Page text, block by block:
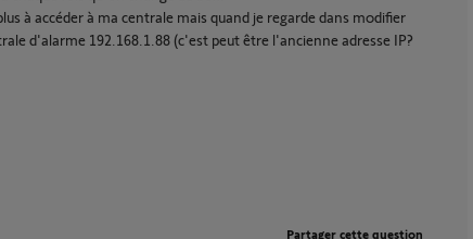
à accéder à ma centrale mais quand je regarde dans modifier
d'alarme 192.168.1.88 (c'est peut être l'ancienne adresse IP?
Partager cette question